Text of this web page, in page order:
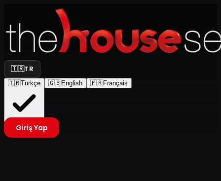
🇹🇷TR
🇹🇷Türkçe 🇬🇧English 🇫🇷Français
Giriş Yap